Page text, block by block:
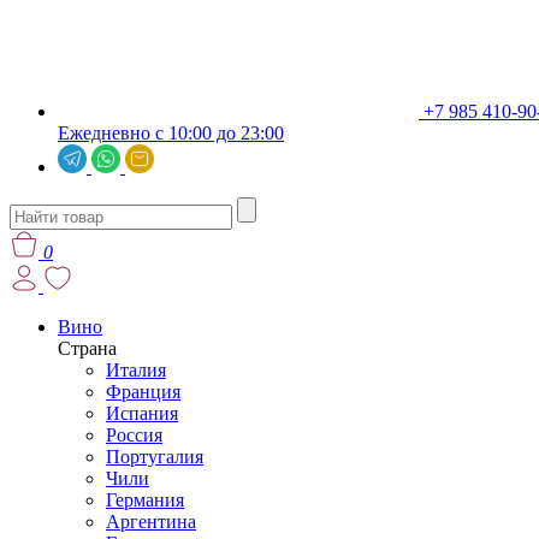
+7 985 410-
Ежедневно с 10:00 до 23:00
0
Вино
Страна
Италия
Франция
Испания
Россия
Португалия
Чили
Германия
Аргентина